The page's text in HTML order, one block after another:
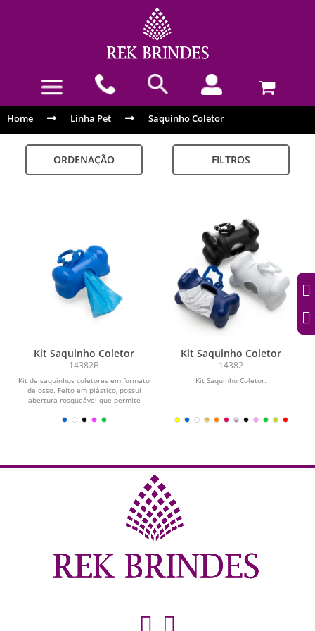
Home Linha Pet Saquinho Coletor
ORDENAÇÃO FILTROS
Kit Saquinho Coletor
14382B
Kit de saquinhos coletores em formato
de osso. Feito em plástico, possui
abertura rosqueável que permite
Kit Saquinho Coletor
14382
Kit Saquinho Coletor.